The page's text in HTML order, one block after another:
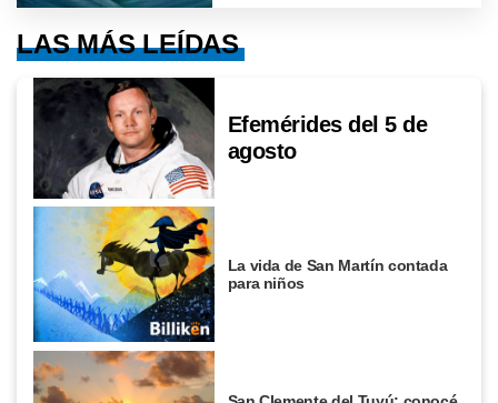
LAS MÁS LEÍDAS
Efemérides del 5 de
agosto
La vida de San Martín contada
para niños